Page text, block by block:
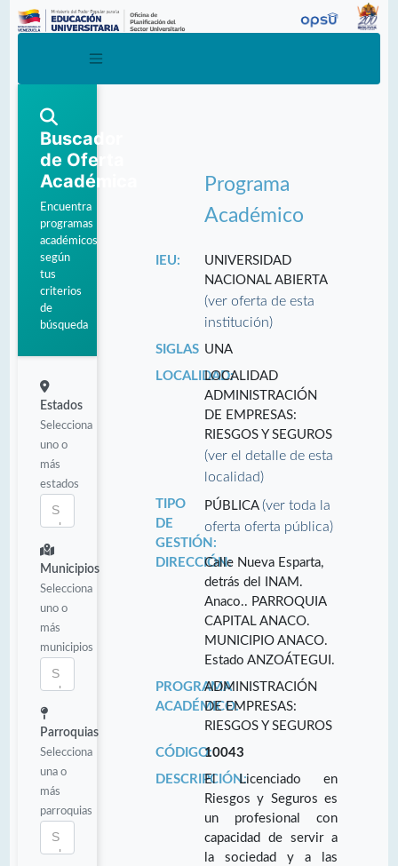
Buscador
de Oferta
Académica
Encuentra
programas
académicos
según
tus
criterios
de
búsqueda
Estados
Selecciona
uno o
más
estados
Municipios
Selecciona
uno o
más
municipios
Parroquias
Selecciona
una o
más
parroquias
Programa
Académico
IEU:
UNIVERSIDAD
NACIONAL ABIERTA
(ver oferta de esta
institución)
SIGLAS UNA
LOCALIDAD:LOCALIDAD
ADMINISTRACIÓN
DE EMPRESAS:
RIESGOS Y SEGUROS
(ver el detalle de esta
localidad)
TIPO
DE
GESTIÓN:
PÚBLICA(ver toda la
oferta oferta pública)
DIRECCIÓN:Calle Nueva Esparta,
detrás del INAM.
Anaco.. PARROQUIA
CAPITAL ANACO.
MUNICIPIO ANACO.
Estado ANZOÁTEGUI.
PROGRAMA
ACADÉMICO:
ADMINISTRACIÓN
DE EMPRESAS:
RIESGOS Y SEGUROS
CÓDIGO:10043
DESCRIPCIÓN:El Licenciado en
Riesgos y Seguros es
un profesional con
capacidad de servir a
la sociedad y a las